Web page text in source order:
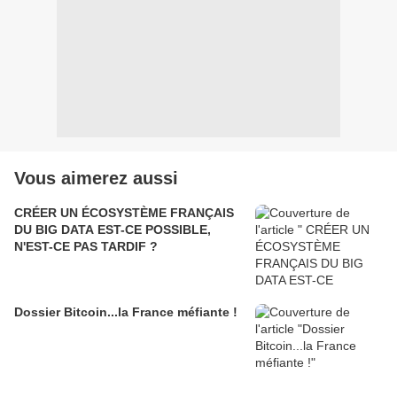
Vous aimerez aussi
CRÉER UN ÉCOSYSTÈME FRANÇAIS
DU BIG DATA EST-CE POSSIBLE,
N'EST-CE PAS TARDIF ?
Dossier Bitcoin...la France méfiante !